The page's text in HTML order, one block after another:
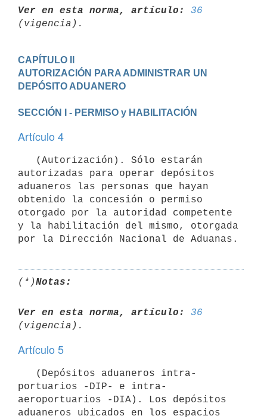
Ver en esta norma, artículo:
36
CAPÍTULO II
AUTORIZACIÓN PARA ADMINISTRAR UN
SECCIÓN I - PERMISO y HABILITACIÓN
Artículo 4
autorizadas para operar depósitos
aduaneros las personas que hayan
obtenido la concesión o permiso
otorgado por la autoridad competente
y la habilitación del mismo, otorgada
(*)Notas:
Ver en esta norma, artículo:
36
Artículo 5
portuarios -DIP- e intra-
aeroportuarios -DIA). Los depósitos
aduaneros ubicados en los espacios